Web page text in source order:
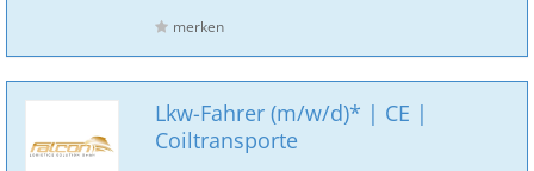
merken
Lkw-Fahrer (m/w/d)* | CE |
Coiltransporte